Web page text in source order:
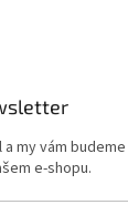
a my vám
e-shopu.